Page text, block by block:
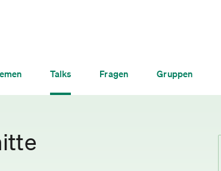
Talks Fragen Gruppen